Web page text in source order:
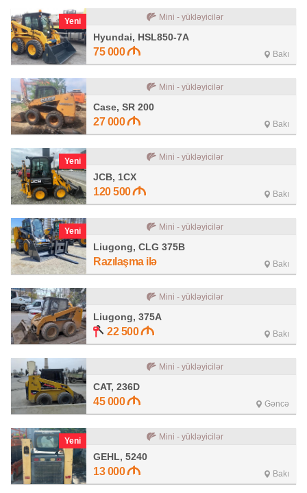
Yeni Mini - yükləyicilər
Hyundai, HSL850-7A
75 000 Bakı
Mini - yükləyicilər
Case, SR 200
27 000 Bakı
Yeni Mini - yükləyicilər
JCB, 1CX
120 500 Bakı
Yeni Mini - yükləyicilər
Liugong, CLG 375B
Razılaşma ilə Bakı
Mini - yükləyicilər
Liugong, 375A
22 500 Bakı
Mini - yükləyicilər
CAT, 236D
45 000 Gəncə
Yeni Mini - yükləyicilər
GEHL, 5240
13 000 Bakı